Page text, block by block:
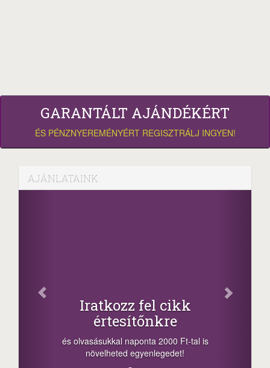
GARANTÁLT AJÁNDÉKÉRT
ÉS PÉNZNYEREMÉNYÉRT REGISZTRÁLJ INGYEN!
AJÁNLATAINK
Iratkozz fel cikk
értesítőnkre
és olvasásukkal naponta 2000 Ft-tal is
növelheted egyenlegedet!